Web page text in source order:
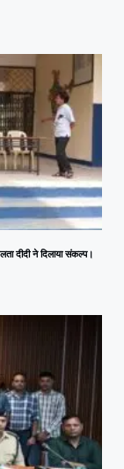
दीदी ने दिलाया संकल्प।